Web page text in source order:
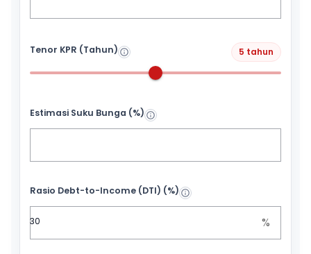
Tenor KPR (Tahun) 5 tahun
Estimasi Suku Bunga (%)
Rasio Debt-to-Income (DTI) (%)
%